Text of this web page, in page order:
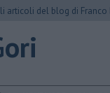
articoli del blog di Franco